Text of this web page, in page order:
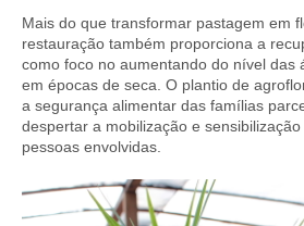
Mais do que transformar pastagem em
restauração também proporciona a
como foco no aumentando do nível das
em épocas de seca. O plantio de
a segurança alimentar das famílias
despertar a mobilização e
pessoas envolvidas.